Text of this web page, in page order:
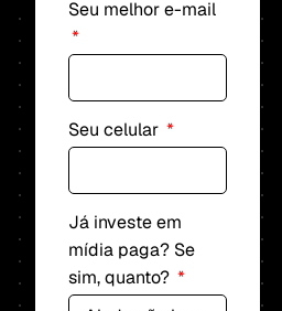
Seu melhor e-mail
Seu celular
Já investe em
mídia paga? Se
sim, quanto?